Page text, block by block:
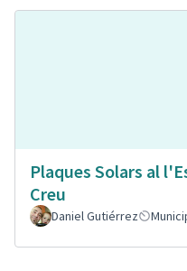
Plaques Solars al
Creu
Daniel Gutiérrez